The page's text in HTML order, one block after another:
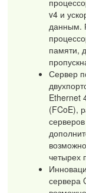
v4 и
данным.
памяти,
Сервер
Ethernet
(FCoE),
четырех
сервера